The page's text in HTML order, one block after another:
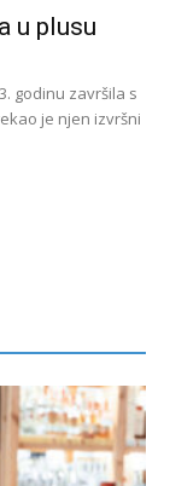
u plusu
godinu završila s
je njen izvršni